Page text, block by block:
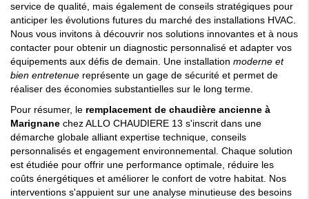
service de qualité, mais également de conseils stratégiques pour
anticiper les évolutions futures du marché des installations HVAC.
Nous vous invitons à découvrir nos solutions innovantes et à nous
contacter pour obtenir un diagnostic personnalisé et adapter vos
équipements aux défis de demain. Une installation moderne et
bien entretenue représente un gage de sécurité et permet de
réaliser des économies substantielles sur le long terme.
Pour résumer, le remplacement de chaudière ancienne à
Marignane chez ALLO CHAUDIERE 13 s'inscrit dans une
démarche globale alliant expertise technique, conseils
personnalisés et engagement environnemental. Chaque solution
est étudiée pour offrir une performance optimale, réduire les
coûts énergétiques et améliorer le confort de votre habitat. Nos
interventions s'appuient sur une analyse minutieuse des besoins